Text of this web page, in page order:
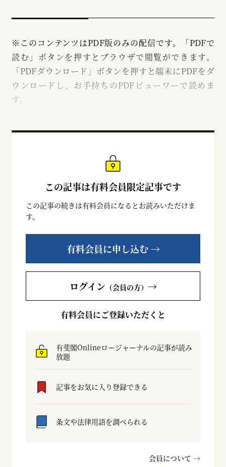
※このコンテンツはPDF版のみの配信です。「PDFで
読む」ボタンを押すとブラウザで閲覧ができます。
「PDFダウンロード」ボタンを押すと端末にPDFをダ
ウンロードし、お手持ちのPDFビューワーで読めま
す。
この記事は有料会員限定記事です
この記事の続きは有料会員になるとお読みいただけま
す。
有料会員に申し込む →
ログイン （会員の方） →
有料会員にご登録いただくと
有斐閣Onlineロージャーナルの記事が読み
放題
記事をお気に入り登録できる
条文や法律用語を調べられる
会員について →